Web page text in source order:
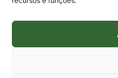
Para assuntos
Jair Artur da Silva